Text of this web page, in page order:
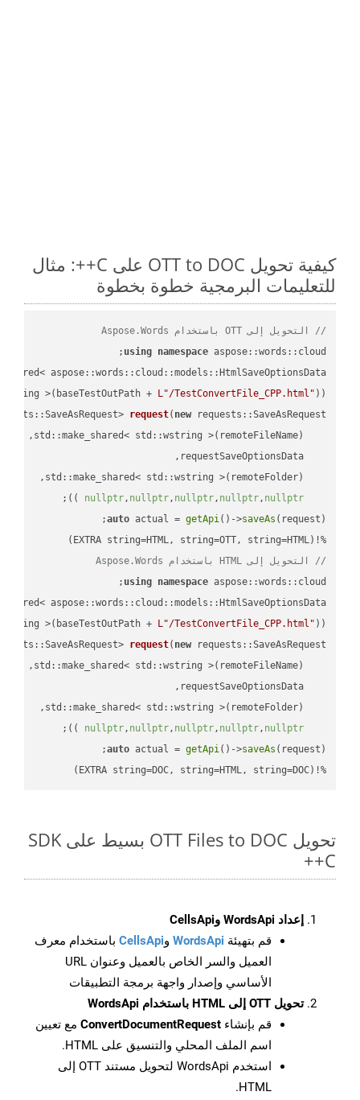
كيفية تحويل OTT to DOC على C++: مثال
للتعليمات البرمجية خطوة بخطوة
// التحويل إلى OTT باستخدام Aspose.Words
using namespace aspose::words::cloud;
>(baseTestOutPath + L"/TestConvertFile_CPP.html" ));
request( new
nullptr, nullptr, nullptr, nullptr, nullptr
))
;
auto actual = getApi()->saveAs
%!(EXTRA string=HTML, string=OTT, string=HTML)
// التحويل إلى HTML باستخدام Aspose.Words
using namespace aspose::words::cloud;
>(baseTestOutPath + L"/TestConvertFile_CPP.html" ));
request( new
nullptr, nullptr, nullptr, nullptr, nullptr
))
;
auto actual = getApi()->saveAs
%!(EXTRA string=DOC, string=HTML, string=DOC)
تحويل OTT Files to DOC بسيط على SDK
C++
إعداد WordsApi وCellsApi
قم بتهيئة WordsApi وCellsApi باستخدام معرف
العميل والسر الخاص بالعميل وعنوان URL
الأساسي وإصدار واجهة برمجة التطبيقات
تحويل OTT إلى HTML باستخدام WordsApi
قم بإنشاء ConvertDocumentRequest مع تعيين
اسم الملف المحلي والتنسيق على HTML.
استخدم WordsApi لتحويل مستند OTT إلى
HTML.